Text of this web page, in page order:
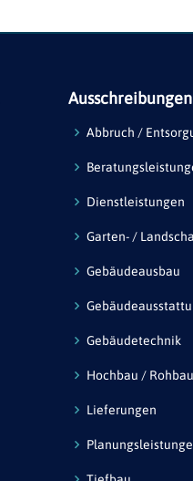
Abbruch /
Dienstleistungen
Garten- /
Gebäudeausbau
Gebäudetechnik
Hochbau / Rohbau
Lieferungen